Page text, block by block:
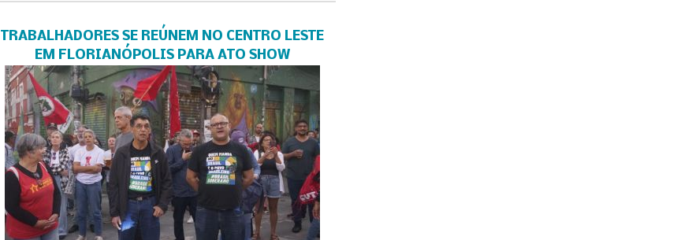
TRABALHADORES SE REÚNEM NO CENTRO LESTE
EM FLORIANÓPOLIS PARA ATO SHOW